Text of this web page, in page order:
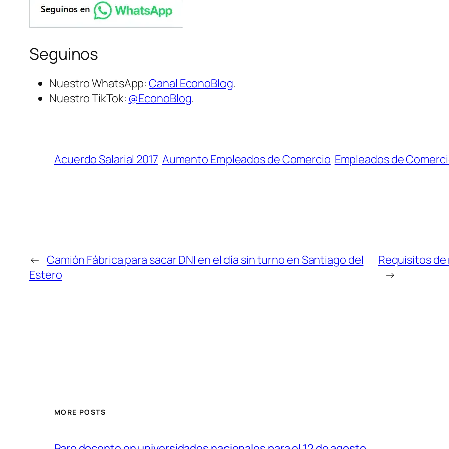
Seguinos
Nuestro WhatsApp:Canal EconoBlog.
Nuestro TikTok: @EconoBlog.
Acuerdo Salarial 2017 Aumento Empleados de Comercio Empleados de
← Camión Fábrica para sacar DNI en el día sin turno en Santiago del
Estero
Requisitos
→
MORE POSTS